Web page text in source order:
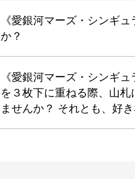
《愛銀河マーズ・シンギ
か？
《愛銀河マーズ・シンギ
を３枚下に重ねる際、山
ませんか？ それとも、好